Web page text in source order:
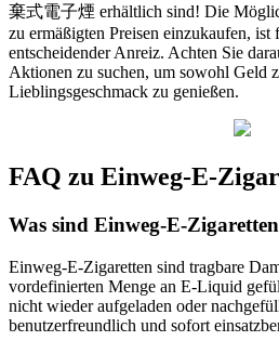
棄式電子煙 erhältlich sind! Die
zu ermäßigten Preisen einzukaufen,
entscheidender Anreiz. Achten Sie
Aktionen zu suchen, um sowohl Geld
Lieblingsgeschmack zu genießen.
FAQ zu Einweg-E-
Was sind Einweg-E-
Einweg-E-Zigaretten sind tragbare
vordefinierten Menge an E-Liquid
nicht wieder aufgeladen oder
benutzerfreundlich und sofort